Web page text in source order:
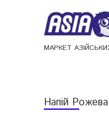
МАРКЕТ
Напій